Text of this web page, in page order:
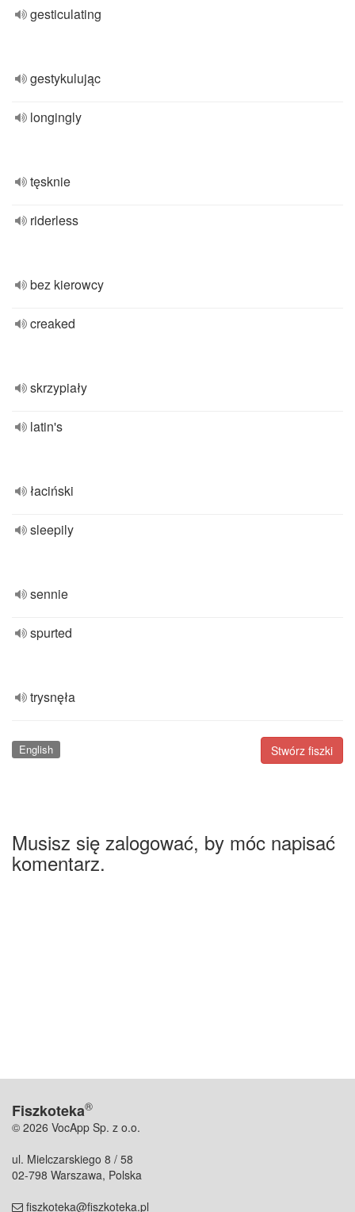
gesticulating
gestykulując
longingly
tęsknie
riderless
bez kierowcy
creaked
skrzypiały
latin's
łaciński
sleepily
sennie
spurted
trysnęła
Stwórz fiszki
English
Musisz się zalogować, by móc napisać
komentarz.
Fiszkoteka®
© 2026 VocApp Sp. z o.o.
ul. Mielczarskiego 8 / 58
02-798 Warszawa, Polska
fiszkoteka@fiszkoteka.pl